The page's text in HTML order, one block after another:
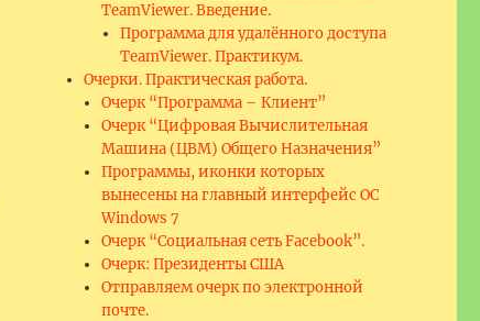
TeamViewer. Введение.
Программа для удалённого доступа
TeamViewer. Практикум.
Очерки. Практическая работа.
Очерк “Программа – Клиент”
Очерк “Цифровая Вычислительная
Машина (ЦВМ) Общего Назначения”
Программы, иконки которых
вынесены на главный интерфейс ОС
Windows 7
Очерк “Социальная сеть Facebook”.
Очерк: Президенты США
Отправляем очерк по электронной
почте.